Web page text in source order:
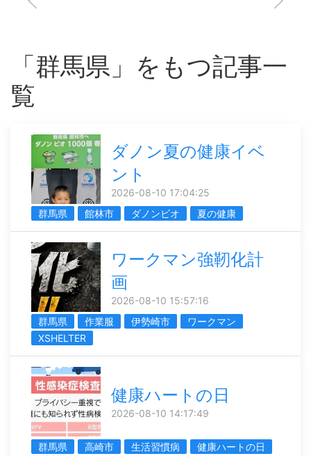
「群馬県」をもつ記事一
覧
ダノン夏の健康イベ
ント
2026-08-10 17:04:25
群馬県
館林市 ダノンビオ 夏の健康
ワークマン強靭化計
画
2026-08-10 15:57:16
群馬県
作業服 伊勢崎市
ワークマン
XSHELTER
健康ハートの日
2026-08-10 14:17:49
群馬県 高崎市 生活習慣病
健康ハートの日